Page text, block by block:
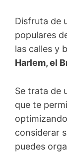
Disfruta de
populares
las calles y
Harlem, el
Se trata de
que te
considerar
puedes